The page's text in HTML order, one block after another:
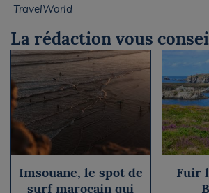
TravelWorld
La rédaction vous
Imsouane, le spot de
surf marocain qui
Fuir